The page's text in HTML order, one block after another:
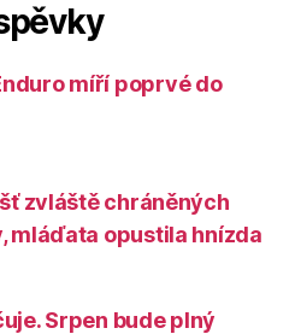
míří poprvé do
zvláště chráněných
mláďata opustila hnízda
Srpen bude plný